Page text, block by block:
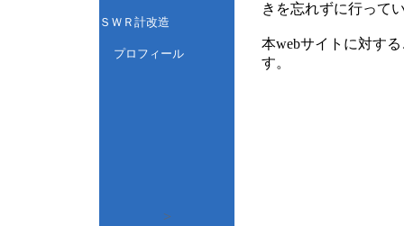
ＳＷＲ計改造
プロフィール
>
きを忘れずに行って
本webサイトに対す
す。